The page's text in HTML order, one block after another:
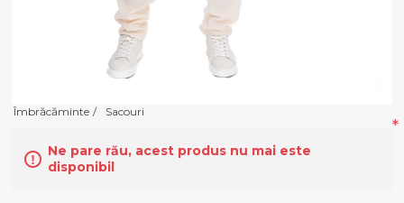
Îmbrăcăminte / Sacouri
Ne pare rău, acest produs nu mai este
disponibil
*